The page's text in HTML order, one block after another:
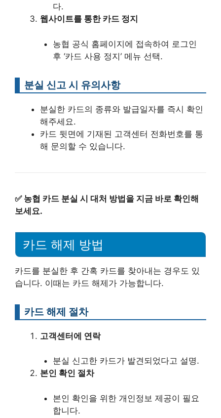
다.
웹사이트를 통한 카드 정지
농협 공식 홈페이지에 접속하여 로그인
후 ‘카드 사용 정지’ 메뉴 선택.
분실 신고 시 유의사항
분실한 카드의 종류와 발급일자를 즉시 확인
해주세요.
카드 뒷면에 기재된 고객센터 전화번호를 통
해 문의할 수 있습니다.
✅ 농협 카드 분실 시 대처 방법을 지금 바로 확인해
보세요.
카드 해제 방법
카드를 분실한 후 간혹 카드를 찾아내는 경우도 있
습니다. 이때는 카드 해제가 가능합니다.
카드 해제 절차
고객센터에 연락
분실 신고한 카드가 발견되었다고 설명.
본인 확인 절차
본인 확인을 위한 개인정보 제공이 필요
합니다.